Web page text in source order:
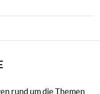
rund um die Themen